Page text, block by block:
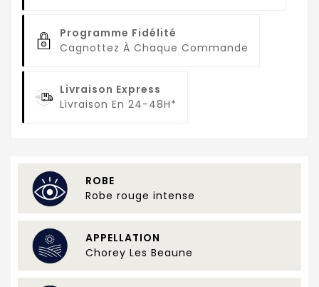
Programme Fidélité
Cagnottez À Chaque Commande
Livraison Express
Livraison En 24-48H*
ROBE
Robe rouge intense
APPELLATION
Chorey Les Beaune